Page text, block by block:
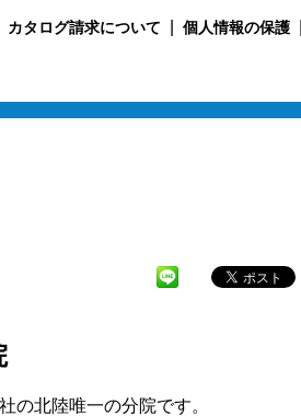
カタログ請求について 個人情報の保護
の北陸唯一の分院です。